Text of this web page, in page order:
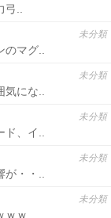
..
未分類
マグ..
未分類
にな..
未分類
、イ..
未分類
・・..
未分類
ｗ..